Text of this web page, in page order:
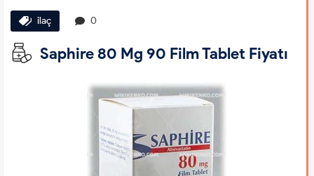
ilaç 0
Saphire 80 Mg 90 Film Tablet Fiyatı